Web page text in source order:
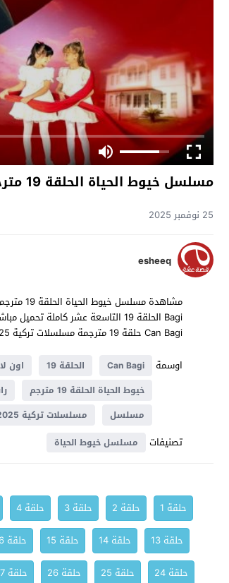
مسلسل خيوط الحياة الحلقة 19 مترجم
25 نوفمبر 2025
esheeq
Can Bagi حلقة 19 مترجمة مسلسلات تركية 2025 حصرياً على موقع
اوسمة
Can Bagi الحلقة 19 اون
خيوط الحياة الحلقة 19 مترجم
مسلسل
مسلسلات تركية 2025
تصنيفات مسلسل خيوط الحياة
حلقة 1 حلقة 2 حلقة 3 حلقة 4
حلقة 13
حلقة 14 حلقة 15 حلقة 16
حلقة 24
حلقة 25 حلقة 26 حلقة 27